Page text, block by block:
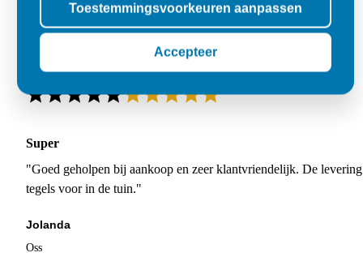
Super
"Goed geholpen bij aankoop en zeer klantvriendelijk. De
tegels voor in de tuin."
Jolanda
Oss
Toestemmingsvoorkeuren aanpassen
Accepteer